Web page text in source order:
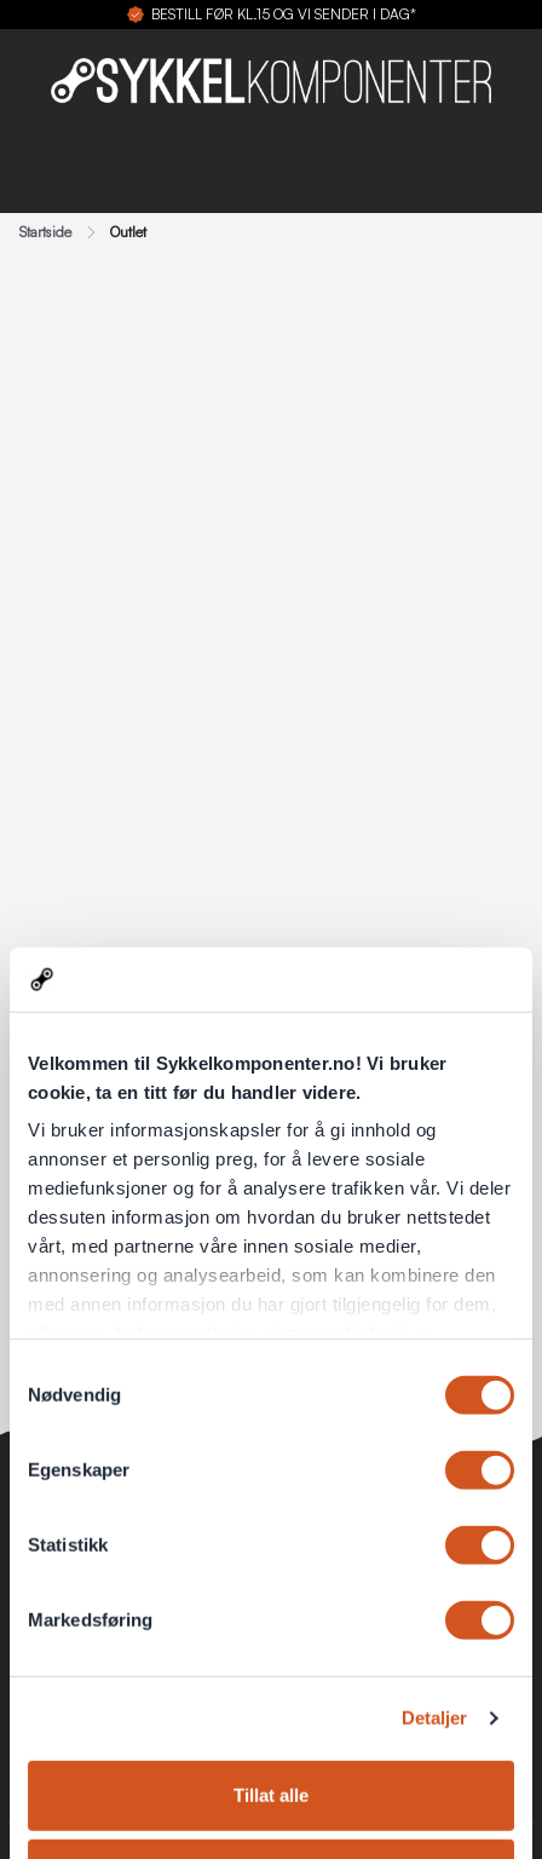
Velkommen til Sykkelkomponenter.no! Vi bruker
cookie, ta en titt før du handler videre.
Vi bruker informasjonskapsler for å gi innhold og
annonser et personlig preg, for å levere sosiale
mediefunksjoner og for å analysere trafikken vår. Vi deler
dessuten informasjon om hvordan du bruker nettstedet
vårt, med partnerne våre innen sosiale medier,
annonsering og analysearbeid, som kan kombinere den
med annen informasjon du har gjort tilgjengelig for dem,
Nødvendig
Egenskaper
Statistikk
Markedsføring
Detaljer
Tillat alle
BESTILL FØR KL.15 OG VI SENDER I DAG*
Startside Outlet
Få de beste tilbudene først